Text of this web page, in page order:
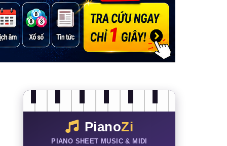
PianoZi
PIANO SHEET MUSIC & MIDI